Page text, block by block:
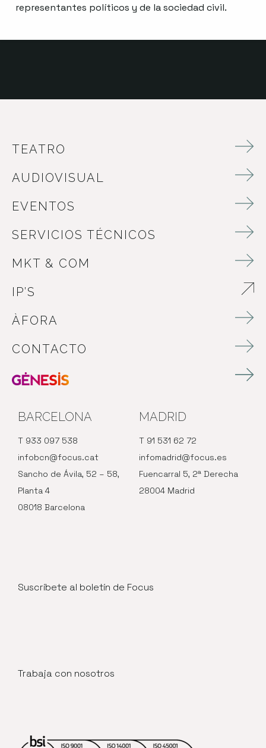
representantes políticos y de la sociedad civil.
TEATRO
AUDIOVISUAL
EVENTOS
SERVICIOS TÉCNICOS
MKT & COM
IP’S
ÀFORA
CONTACTO
BARCELONA
T 933 097 538
infobcn@focus.cat
Sancho de Ávila, 52 – 58,
Planta 4
08018 Barcelona
MADRID
T 91 531 62 72
infomadrid@focus.es
Fuencarral 5, 2ª Derecha
28004 Madrid
Suscríbete al boletín de Focus
Trabaja con nosotros